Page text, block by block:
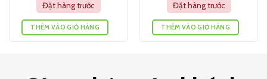
Đặt hàng trước
THÊM VÀO GIỎ HÀNG
Đặt hàng trước
THÊM VÀO GIỎ HÀNG